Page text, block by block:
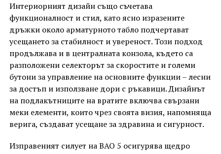
Интериорният дизайн също съчетава
функционалност и стил, като ясно изразените
дръжки около арматурното табло подчертават
усещането за стабилност и увереност. Този подход
продължава и в централната конзола, където са
разположени селекторът за скоростите и големи
бутони за управление на основните функции – лесни
за достъп и използване дори с ръкавици. Дизайнът
на подлакътниците на вратите включва свързани
меки елементи, които чрез своята визия, напомняща
верига, създават усещане за здравина и сигурност.
Изправеният силует на BAO 5 осигурява щедро